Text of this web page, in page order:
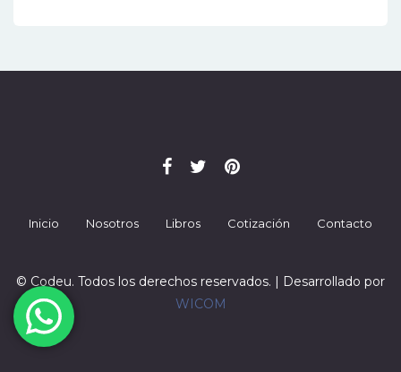
Inicio Nosotros Libros Cotización Contacto
© Codeu. Todos los derechos reservados. | Desarrollado por
WICOM